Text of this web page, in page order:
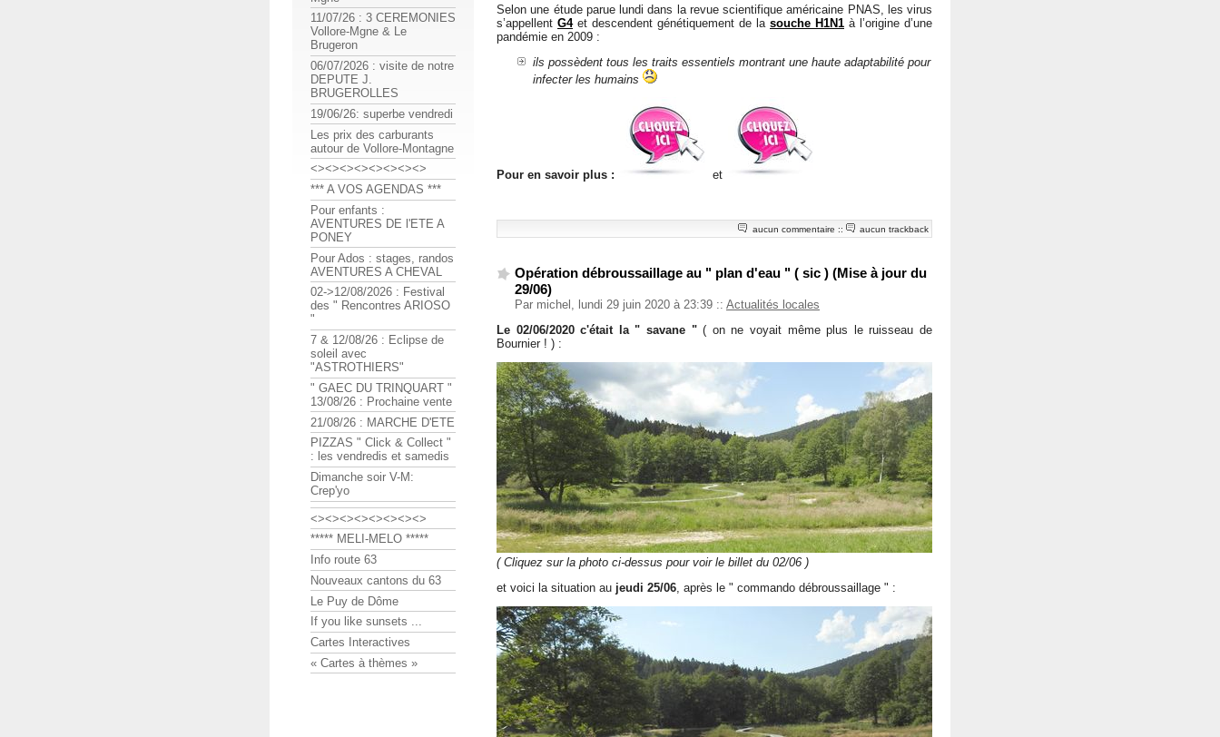
Selon une étude parue lundi dans la revue scientifique américaine PNAS, les virus
s’appellent G4et descendent génétiquement de la souche H1N1 à l’origine d’une
pandémie en 2009 :
ils possèdent tous les traits essentiels montrant une haute adaptabilité pour
infecter les humains
Pour en savoir plus : et
aucun commentaire :: aucun trackback
Opération débroussaillage au " plan d'eau " ( sic ) (Mise à jour du
29/06)
Par michel, lundi 29 juin 2020 à 23:39 :: Actualités locales
Le 02/06/2020 c'était la " savane "( on ne voyait même plus le ruisseau de
Bournier ! ) :
( Cliquez sur la photo ci-dessus pour voir le billet du 02/06 )
et voici la situation au jeudi 25/06 , après le " commando débroussaillage " :
11/07/26 : 3 CEREMONIES
Vollore-Mgne & Le
Brugeron
06/07/2026 : visite de notre
DEPUTE J.
BRUGEROLLES
19/06/26: superbe vendredi
Les prix des carburants
autour de Vollore-Montagne
<><><><><><><><>
*** A VOS AGENDAS ***
Pour enfants :
AVENTURES DE l'ETE A
PONEY
Pour Ados : stages, randos
AVENTURES A CHEVAL
02->12/08/2026 : Festival
des " Rencontres ARIOSO
"
7 & 12/08/26 : Eclipse de
soleil avec
"ASTROTHIERS"
" GAEC DU TRINQUART "
13/08/26 : Prochaine vente
21/08/26 : MARCHE D'ETE
PIZZAS " Click & Collect "
: les vendredis et samedis
Dimanche soir V-M:
Crep'yo
<><><><><><><><>
***** MELI-MELO *****
Info route 63
Nouveaux cantons du 63
Le Puy de Dôme
If you like sunsets ...
Cartes Interactives
« Cartes à thèmes »